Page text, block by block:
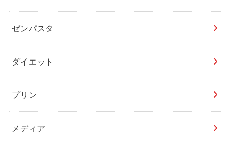
ゼンパスタ
ダイエット
プリン
メディア